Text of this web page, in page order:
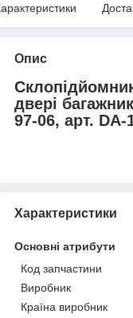
Опис
двері
97-06, арт. DA-
Характеристики
Основні атрибути
Код запчастини
Виробник
Країна виробник